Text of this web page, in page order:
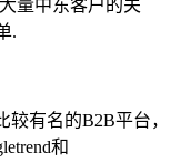
量中东客户的关
.
较有名的B2B平台，
和